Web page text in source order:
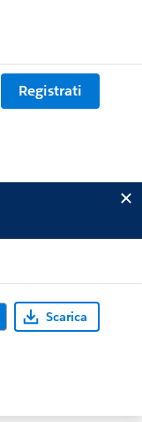
Registrati
Scarica